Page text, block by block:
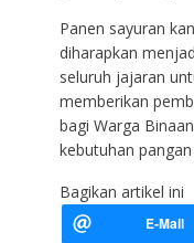
Panen sayuran
diharapkan
seluruh jajaran
memberikan
bagi Warga
kebutuhan
Bagikan artikel ini